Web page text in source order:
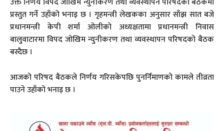
प्रस्तुत गर्ने उहाँको भनाइ छ । गृहमन्त्री लेखकका अनुसार साँझ सात बजे
प्रधानमन्त्री केपी शर्मा ओलीको अध्यक्षतामा प्रधानमन्त्री निवास
बालुवाटारमा विपद जोखिम न्युनीकरण तथा व्यवस्थापन परिषदको बैठक
बस्दैछ ।
आजको परिषद बैठकले निर्णय गरिसकेपछि पुनर्निमाणको कामले तीव्रता
पाउने उहाँको भनाइ छ ।